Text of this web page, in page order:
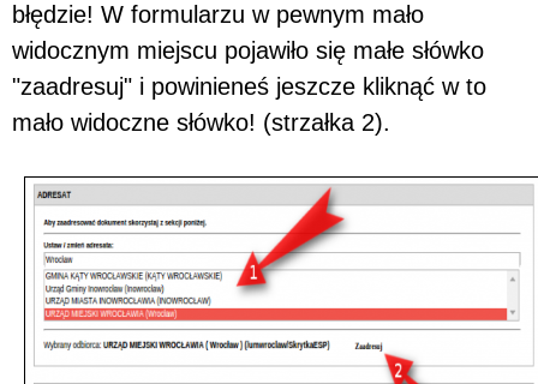
błędzie! W formularzu w pewnym mało
widocznym miejscu pojawiło się małe słówko
"zaadresuj" i powinieneś jeszcze kliknąć w to
mało widoczne słówko! (strzałka 2).